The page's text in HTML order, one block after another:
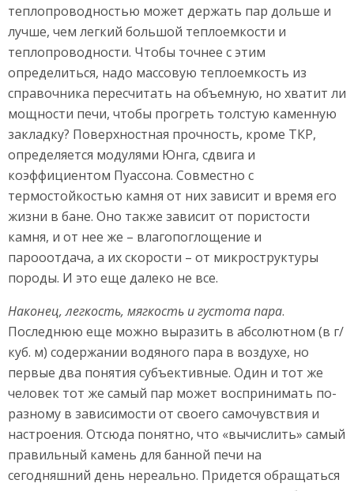
теплопроводностью может держать пар дольше и
лучше, чем легкий большой теплоемкости и
теплопроводности. Чтобы точнее с этим
определиться, надо массовую теплоемкость из
справочника пересчитать на объемную, но хватит ли
мощности печи, чтобы прогреть толстую каменную
закладку? Поверхностная прочность, кроме ТКР,
определяется модулями Юнга, сдвига и
коэффициентом Пуассона. Совместно с
термостойкостью камня от них зависит и время его
жизни в бане. Оно также зависит от пористости
камня, и от нее же – влагопоглощение и
парооотдача, а их скорости – от микроструктуры
породы. И это еще далеко не все.
Наконец, легкость, мягкость и густота пара.
Последнюю еще можно выразить в абсолютном (в г/
куб. м) содержании водяного пара в воздухе, но
первые два понятия субъективные. Один и тот же
человек тот же самый пар может воспринимать по-
разному в зависимости от своего самочувствия и
настроения. Отсюда понятно, что «вычислить» самый
правильный камень для банной печи на
сегодняшний день нереально. Придется обращаться